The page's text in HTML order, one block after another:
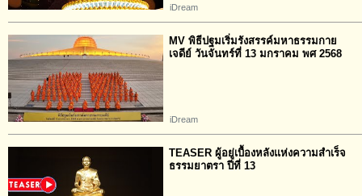
iDream
MV พิธีปฐมเริ่มรังสรรค์มหาธรรมกาย
เจดีย์ วันจันทร์ที่ 13 มกราคม พศ 2568
iDream
TEASER ผู้อยู่เบื้องหลังแห่งความสำเร็จ​
ธรรมยาตรา​ ปีที่​ 13